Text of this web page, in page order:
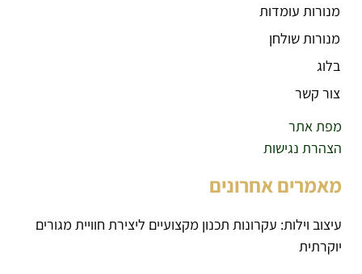
מנורות עומדות
מנורות שולחן
בלוג
צור קשר
מפת אתר
הצהרת נגישות
מאמרים אחרונים
עיצוב וילות: עקרונות תכנון מקצועיים ליצירת חוויית מגורים
יוקרתית